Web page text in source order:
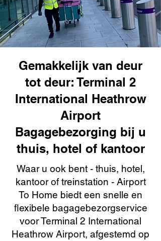
Gemakkelijk van deur
tot deur: Terminal 2
International Heathrow
Airport
Bagagebezorging bij u
thuis, hotel of kantoor
Waar u ook bent - thuis, hotel,
kantoor of treinstation - Airport
To Home biedt een snelle en
flexibele bagagebezorgservice
voor Terminal 2 International
Heathrow Airport, afgestemd op